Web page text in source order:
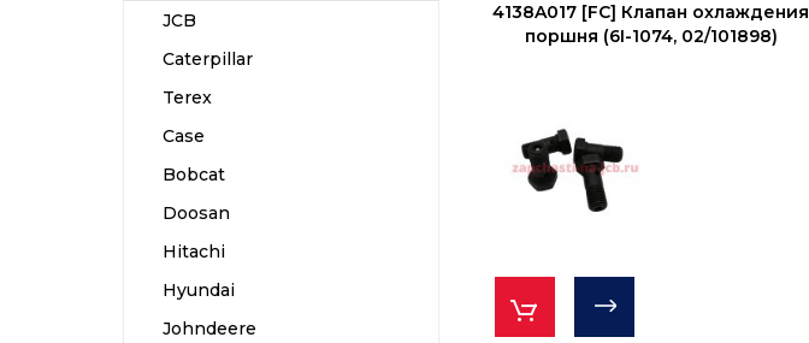
JCB
Caterpillar
Terex
Case
Bobcat
Doosan
Hitachi
Hyundai
Johndeere
320/09239 [Spare Parts] Поршень с
4138A017 [FC] Клапан охлаждения
поршня (6I-1074, 02/101898)